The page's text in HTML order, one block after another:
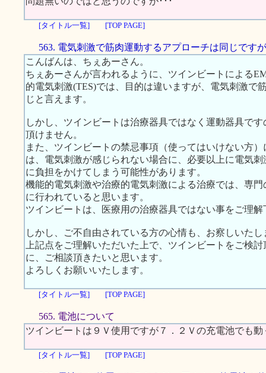
[タイトル一覧] [TOP PAGE]
563. 電気刺激で筋肉運動するアプローチは同じです
こんばんは、ちぇあーさん。
ちぇあーさんが言われるように、ツインビートによる
的電気刺激(TES)では、目的は違いますが、電気刺激で
じと言えます。
しかし、ツインビートは治療器具ではなく運動器具で
頂けません。
また、ツインビートの禁忌事項（使ってはいけない方
は、電気刺激が感じられない場合に、必要以上に電気
に負担をかけてしまう可能性があります。
機能的電気刺激や治療的電気刺激による治療では、専
に行われていると思います。
ツインビートは、医療用の治療器具ではない事をご理解
しかし、ご不自由されている方の心情も、お察しいた
上記点をご理解いただいた上で、ツインビートをご検
に、ご相談頂きたいと思います。
よろしくお願いいたします。
[タイトル一覧] [TOP PAGE]
565. 電池について
ツインビートは９Ｖ使用ですが７．２Ｖの充電池でも動
[タイトル一覧] [TOP PAGE]